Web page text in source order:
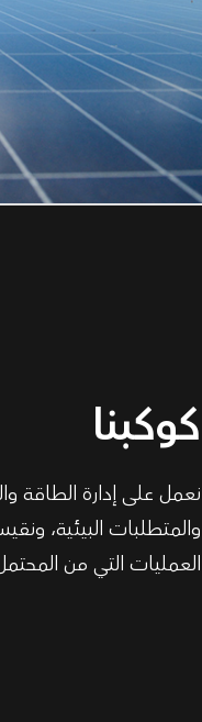
كوكبنا
نعمل على إدارة الطاقة
والمتطلبات البيئية،
العمليات التي من